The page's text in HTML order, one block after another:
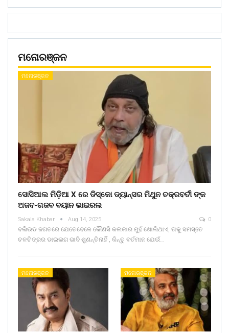
ମନୋରଞ୍ଜନ
ମନୋରଞ୍ଜନ
ସୋସିଆଲ ମିଡ଼ିଆ X ରେ ଡିସ୍କୋ ଡ୍ୟାନ୍ସର ମିଥୁନ ଚକ୍ରବର୍ତୀ ଙ୍କ
ଅଜବ-ଗଜବ ବୟାନ ଭାଇରଲ
Sakala Khabar Aug 14, 2025 0
ବଲିଉଡ ଜଗତରେ ଯେତେବେଳେ କୌଣସି କଳାକାର ମୁହଁ ଖୋଲିଥାଏ, ତାକୁ ସମସ୍ତେ
ଚଳଚିତ୍ରର ଡାଇଲଗ ଭାବି ଶୁଣନ୍ତିନାହିଁ , କିନ୍ତୁ ବର୍ତମାନ ଯେଉଁ…
ମନୋରଞ୍ଜନ ମନୋରଞ୍ଜନ